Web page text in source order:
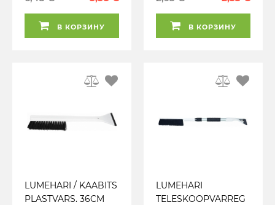
В КОРЗИНУ В КОРЗИНУ
LUMEHARI / KAABITS
PLASTVARS. 36CM
LUMEHARI
TELESKOOPVARREG